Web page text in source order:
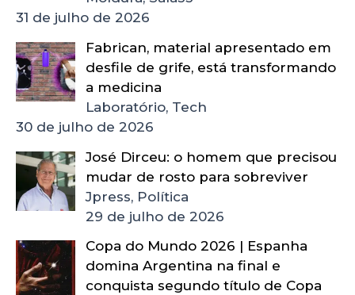
31 de julho de 2026
Fabrican, material apresentado em
desfile de grife, está transformando
a medicina
Laboratório, Tech
30 de julho de 2026
José Dirceu: o homem que precisou
mudar de rosto para sobreviver
Jpress, Política
29 de julho de 2026
Copa do Mundo 2026 | Espanha
domina Argentina na final e
conquista segundo título de Copa